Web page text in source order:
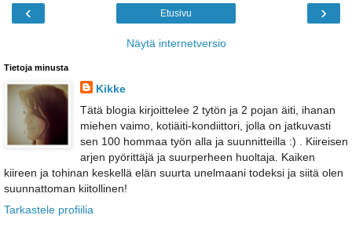
‹ ›
Etusivu
Näytä internetversio
Tietoja minusta
Kikke
Tätä blogia kirjoittelee 2 tytön ja 2 pojan äiti, ihanan
miehen vaimo, kotiäiti-kondiittori, jolla on jatkuvasti
sen 100 hommaa työn alla ja suunnitteilla :) . Kiireisen
arjen pyörittäjä ja suurperheen huoltaja. Kaiken
kiireen ja tohinan keskellä elän suurta unelmaani todeksi ja siitä olen
suunnattoman kiitollinen!
Tarkastele profiilia